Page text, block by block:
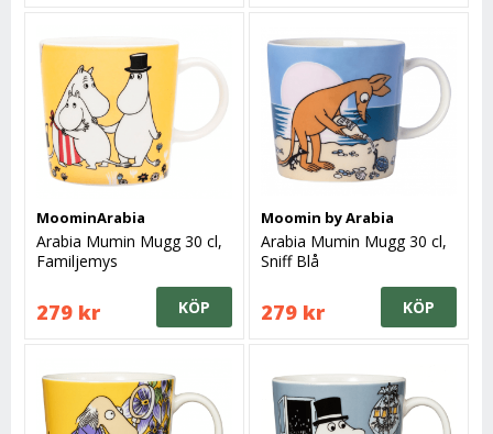
MoominArabia
Arabia Mumin Mugg 30 cl,
Familjemys
279 kr KÖP
Moomin by Arabia
Arabia Mumin Mugg 30 cl,
Sniff Blå
279 kr KÖP